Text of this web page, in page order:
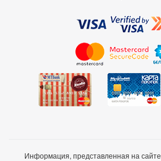
Информация, представленная на сайте